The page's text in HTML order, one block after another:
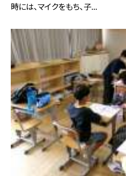
時には、マイクをもち、子...